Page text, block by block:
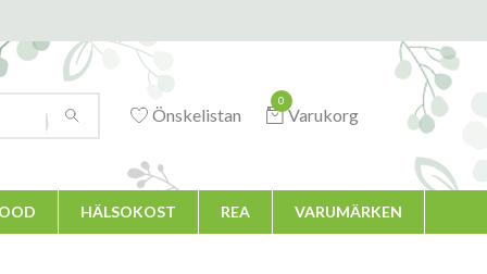
Önskelistan
0
Varukorg
HÄLSOKOST REA VARUMÄRKEN